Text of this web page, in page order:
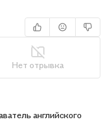
Нет отрывка
английского